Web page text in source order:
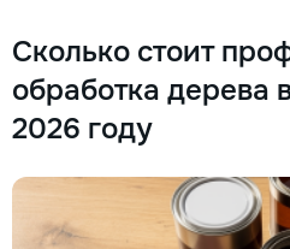
Сколько стоит
обработка дерева
2026 году